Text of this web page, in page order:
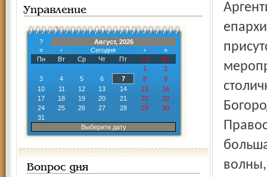
Управление
?
Август, 2026
«
‹ Сегодня ›
»
Пн
Вт Ср Чт Пт Сб
Вс
1
2
3
4 5 6 7 8
9
10
11 12 13 14 15
16
17
18 19 20 21 22
23
24
25 26 27 28 29
30
31
Выберите дату
Вопрос дня